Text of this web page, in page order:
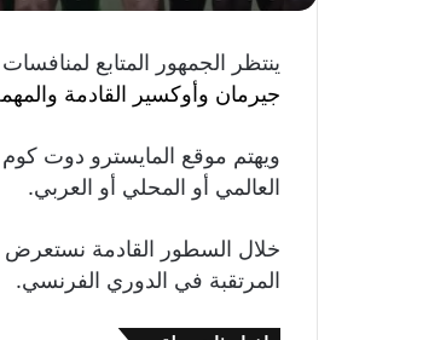
ينتظر الجمهور المتابع
جيرمان وأوكسير القادمة
ويهتم موقع المايسترو دوت كوم
العالمي أو المحلي أو العربي.
خلال السطور القادمة
المرتقبة في الدوري الفرنسي.